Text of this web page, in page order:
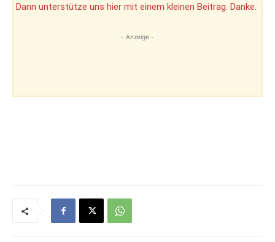
Dann unterstütze uns hier mit einem kleinen Beitrag. Danke.
- Anzeige -